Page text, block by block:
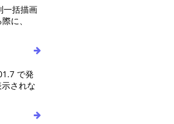
一括描画
に、
で発
されな